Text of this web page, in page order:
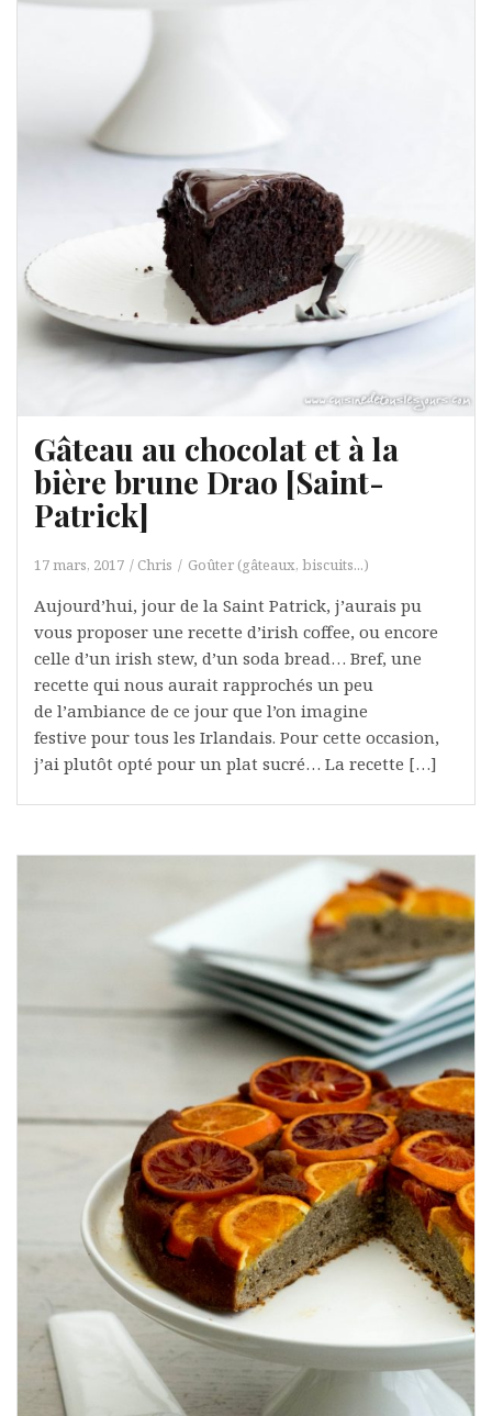
Gâteau au chocolat et à la
bière brune Drao [Saint-
Patrick]
17 mars, 2017 Chris Goûter (gâteaux, biscuits...)
Aujourd’hui, jour de la Saint Patrick, j’aurais pu
vous proposer une recette d’irish coffee, ou encore
celle d’un irish stew, d’un soda bread… Bref, une
recette qui nous aurait rapprochés un peu
de l’ambiance de ce jour que l’on imagine
festive pour tous les Irlandais. Pour cette occasion,
j’ai plutôt opté pour un plat sucré… La recette […]